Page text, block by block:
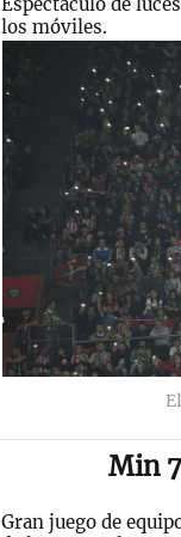
los móviles.
Min
Gran juego de